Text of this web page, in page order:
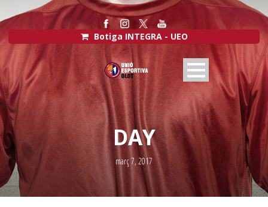
Botiga INTEGRA - UEO
DAY
març 7, 2017